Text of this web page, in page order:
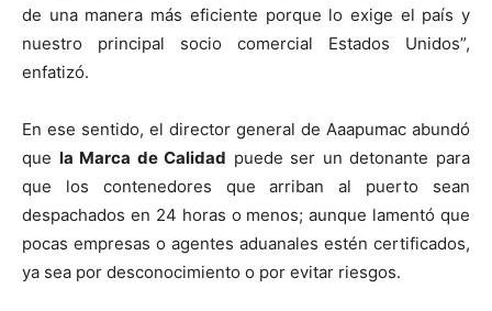
de una manera más eficiente porque lo exige el país y
nuestro principal socio comercial Estados Unidos”,
enfatizó.
En ese sentido, el director general de Aaapumac abundó
que la Marca de Calidad puede ser un detonante para
que los contenedores que arriban al puerto sean
despachados en 24 horas o menos; aunque lamentó que
pocas empresas o agentes aduanales estén certificados,
ya sea por desconocimiento o por evitar riesgos.